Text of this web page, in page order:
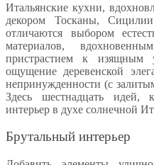
Итальянские кухни,
декором Тосканы,
отличаются выбором
материалов,
пристрастием к изящным
ощущение деревенской
непринужденности (с
Здесь шестнадцать идей,
интерьер в духе солнечной
Брутальный интерьер